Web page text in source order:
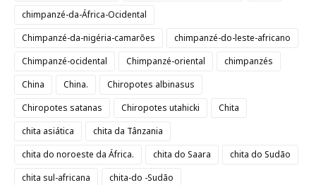
chimpanzé-da-África-Ocidental
Chimpanzé-da-nigéria-camarões
chimpanzé-do-leste-africano
Chimpanzé-ocidental
Chimpanzé-oriental
chimpanzés
China
China.
Chiropotes albinasus
Chiropotes satanas
Chiropotes utahicki
Chita
chita asiática
chita da Tânzania
chita do noroeste da África.
chita do Saara
chita do Sudão
chita sul-africana
chita-do -Sudão